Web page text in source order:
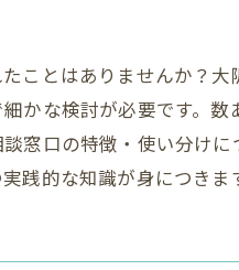
ことはありませんか？
かな検討が必要です。
窓口の特徴・使い分け
践的な知識が身につきま